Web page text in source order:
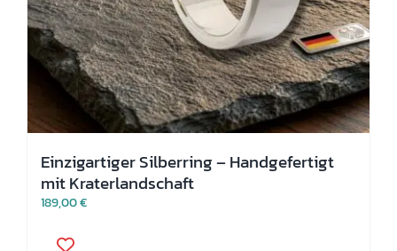
Einzigartiger Silberring – Handgefertigt
mit Kraterlandschaft
189,00€
Produkt